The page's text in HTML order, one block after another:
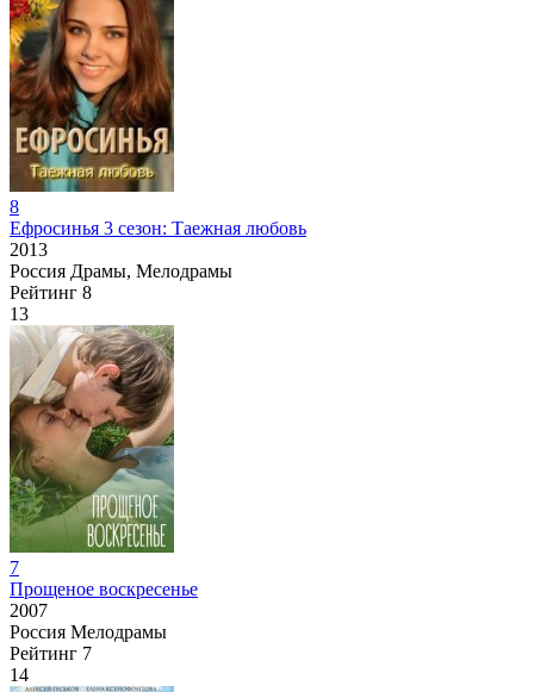
8
Ефросинья 3 сезон: Таежная любовь
2013
Россия Драмы, Мелодрамы
Рейтинг 8
13
7
Прощеное воскресенье
2007
Россия Мелодрамы
Рейтинг 7
14